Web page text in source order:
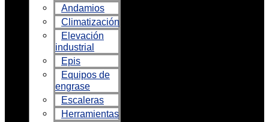
Andamios
Climatización
Elevación
industrial
Epis
Equipos de
engrase
Escaleras
Herramientas